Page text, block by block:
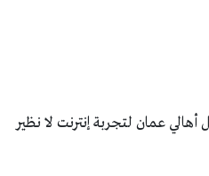
أهالي عمان لتجربة إنترنت لا نظير